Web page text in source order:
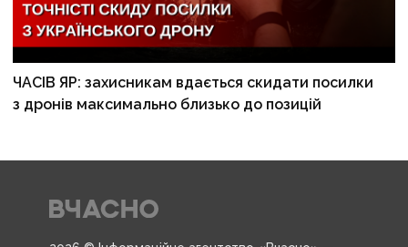
ЧАСІВ ЯР: захисникам вдається скидати посилки
з дронів максимально близько до позицій